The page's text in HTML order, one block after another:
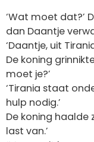
‘Wat moet dat?’
dan Daantje
‘Daantje, uit
De koning
moet je?’
‘Tirania staat
hulp nodig.’
De koning haalde
last van.’